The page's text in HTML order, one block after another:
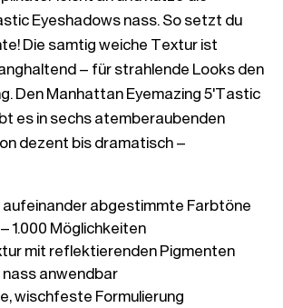
Eyeshadows nass. So setzt du
Die samtig weiche Textur ist
– für strahlende Looks den
Den Manhattan Eyemazing 5'Tastic
es in sechs atemberaubenden
dezent bis dramatisch –